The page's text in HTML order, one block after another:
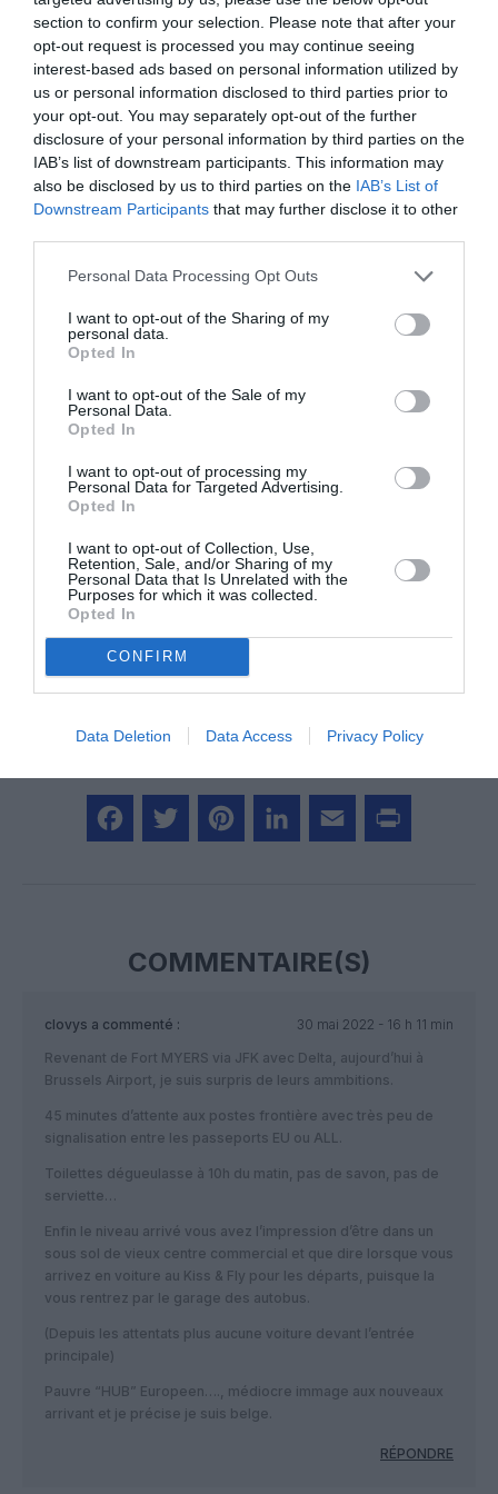
section to confirm your selection. Please note that after your
opt-out request is processed you may continue seeing
interest-based ads based on personal information utilized by
us or personal information disclosed to third parties prior to
your opt-out. You may separately opt-out of the further
disclosure of your personal information by third parties on the
IAB’s list of downstream participants. This information may
also be disclosed by us to third parties on the IAB’s List of
Downstream Participants that may further disclose it to other
Personal Data Processing Opt Outs
I want to opt-out of the Sharing of my
personal data.
Opted In
I want to opt-out of the Sale of my
Personal Data.
Opted In
I want to opt-out of processing my
Personal Data for Targeted Advertising.
Opted In
I want to opt-out of Collection, Use,
Retention, Sale, and/or Sharing of my
Personal Data that Is Unrelated with the
Purposes for which it was collected.
Opted In
CONFIRM
Data Deletion Data Access Privacy Policy
devant assurer un avenir durable pour l’aéroport“, déclare
son opérateur.
Soutenez-nous, faites un don !
COMMENTAIRE(S)
clovys a commenté :
30 mai 2022 - 16 h 11 min
Revenant de Fort MYERS via JFK avec Delta, aujourd’hui à
Brussels Airport, je suis surpris de leurs ammbitions.
45 minutes d’attente aux postes frontière avec très peu de
signalisation entre les passeports EU ou ALL.
Toilettes dégueulasse à 10h du matin, pas de savon, pas de
serviette…
Enfin le niveau arrivé vous avez l’impression d’être dans un
sous sol de vieux centre commercial et que dire lorsque vous
arrivez en voiture au Kiss & Fly pour les départs, puisque la
vous rentrez par le garage des autobus.
(Depuis les attentats plus aucune voiture devant l’entrée
principale)
Pauvre “HUB” Europeen…., médiocre immage aux nouveaux
arrivant et je précise je suis belge.
RÉPONDRE